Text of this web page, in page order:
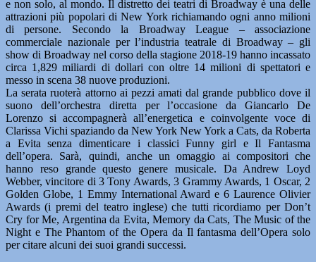
e non solo, al mondo. Il distretto dei teatri di Broadway è una delle
attrazioni più popolari di New York richiamando ogni anno milioni
di persone. Secondo la Broadway League – associazione
commerciale nazionale per l’industria teatrale di Broadway – gli
show di Broadway nel corso della stagione 2018-19 hanno incassato
circa 1,829 miliardi di dollari con oltre 14 milioni di spettatori e
messo in scena 38 nuove produzioni.
La serata ruoterà attorno ai pezzi amati dal grande pubblico dove il
suono dell’orchestra diretta per l’occasione da Giancarlo De
Lorenzo si accompagnerà all’energetica e coinvolgente voce di
Clarissa Vichi spaziando da New York New York a Cats, da Roberta
a Evita senza dimenticare i classici Funny girl e Il Fantasma
dell’opera. Sarà, quindi, anche un omaggio ai compositori che
hanno reso grande questo genere musicale. Da Andrew Loyd
Webber, vincitore di 3 Tony Awards, 3 Grammy Awards, 1 Oscar, 2
Golden Globe, 1 Emmy International Award e 6 Laurence Olivier
Awards (i premi del teatro inglese) che tutti ricordiamo per Don’t
Cry for Me, Argentina da Evita, Memory da Cats, The Music of the
Night e The Phantom of the Opera da Il fantasma dell’Opera solo
per citare alcuni dei suoi grandi successi.